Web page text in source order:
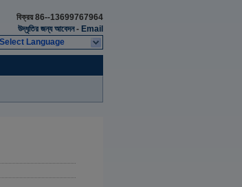
বিক্রয়86--13699767964
উদ্ধৃতির জন্য আবেদন- Email
Select Language